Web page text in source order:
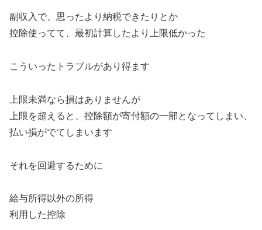
副収入で、思ったより納税できたりとか
控除使ってて、最初計算したより上限低かった
こういったトラブルがあり得ます
上限未満なら損はありませんが
上限を超えると、控除額が寄付額の一部となってしまい、
払い損がでてしまいます
それを回避するために
給与所得以外の所得
利用した控除